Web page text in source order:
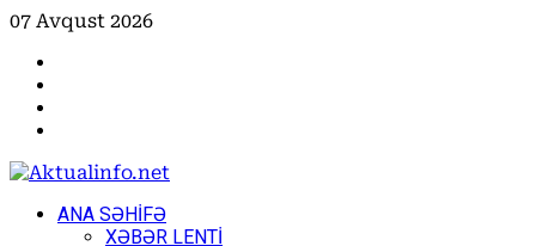
Skip
content
07 Avqust 2026
PrimaryANA SƏHİFƏ
XƏBƏR LENTİ